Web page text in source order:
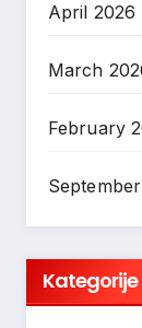
April 2026
March
February
Kategorije